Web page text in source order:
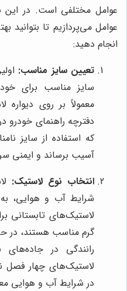
عوامل مختلفی است. در این
عوامل می‌پردازیم تا بتوانید
انجام دهید:
تعیین سایز مناسب:
سایز مناسب برای
معمولاً بر روی
دفترچه راهنمای
که استفاده از سایز
آسیب برساند و ایمنی
انتخاب نوع لاستیک:
شرایط آب و هوایی،
لاستیک‌های تابستانی
گرم مناسب هستند، در
رانندگی در
لاستیک‌های چهار فصل
در شرایط آب و هوایی